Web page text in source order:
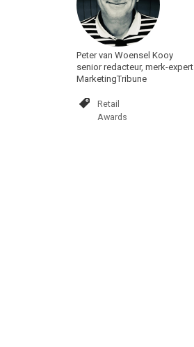
Peter van Woensel Kooy
senior redacteur, merk-expert
MarketingTribune
Retail
Awards